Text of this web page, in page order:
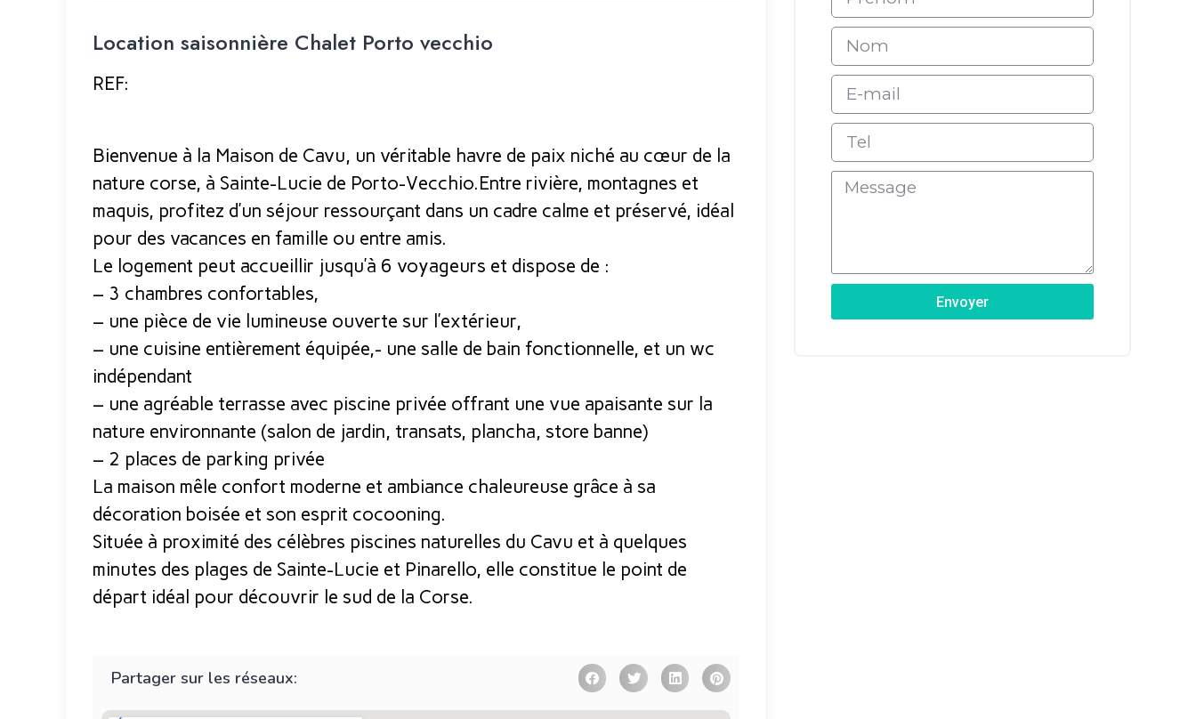
Location saisonnière Chalet Porto vecchio
REF:
Bienvenue à la Maison de Cavu, un véritable havre de paix niché au cœur de la
nature corse, à Sainte-Lucie de Porto-Vecchio.Entre rivière, montagnes et
maquis, profitez d’un séjour ressourçant dans un cadre calme et préservé, idéal
pour des vacances en famille ou entre amis.
Le logement peut accueillir jusqu’à 6 voyageurs et dispose de :
– 3 chambres confortables,
– une pièce de vie lumineuse ouverte sur l’extérieur,
– une cuisine entièrement équipée,- une salle de bain fonctionnelle, et un wc
indépendant
– une agréable terrasse avec piscine privée offrant une vue apaisante sur la
nature environnante (salon de jardin, transats, plancha, store banne)
– 2 places de parking privée
La maison mêle confort moderne et ambiance chaleureuse grâce à sa
décoration boisée et son esprit cocooning.
Située à proximité des célèbres piscines naturelles du Cavu et à quelques
minutes des plages de Sainte-Lucie et Pinarello, elle constitue le point de
départ idéal pour découvrir le sud de la Corse.
Partager sur les réseaux:
Envoyer